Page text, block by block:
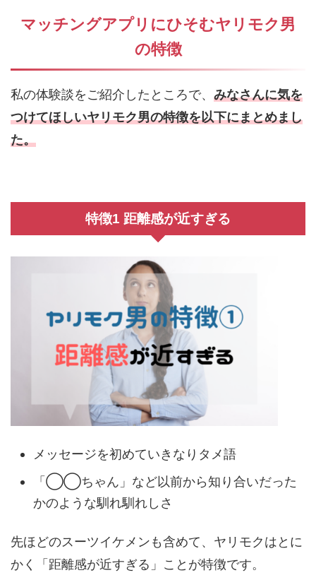
マッチングアプリにひそむヤリモク男
の特徴
私の体験談をご紹介したところで、 みなさんに気を
つけてほしいヤリモク男の特徴を以下にまとめまし
た。
特徴1 距離感が近すぎる
メッセージを初めていきなりタメ語
「◯◯ちゃん」など以前から知り合いだった
かのような馴れ馴れしさ
先ほどのスーツイケメンも含めて、ヤリモクはとに
かく「距離感が近すぎる」ことが特徴です。